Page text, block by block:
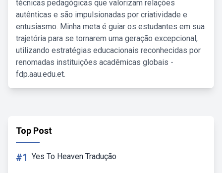
técnicas pedagógicas que valorizam relações
autênticas e são impulsionadas por criatividade e
entusiasmo. Minha meta é guiar os estudantes em sua
trajetória para se tornarem uma geração excepcional,
utilizando estratégias educacionais reconhecidas por
renomadas instituições acadêmicas globais -
fdp.aau.edu.et.
Top Post
#1 Yes To Heaven Tradução